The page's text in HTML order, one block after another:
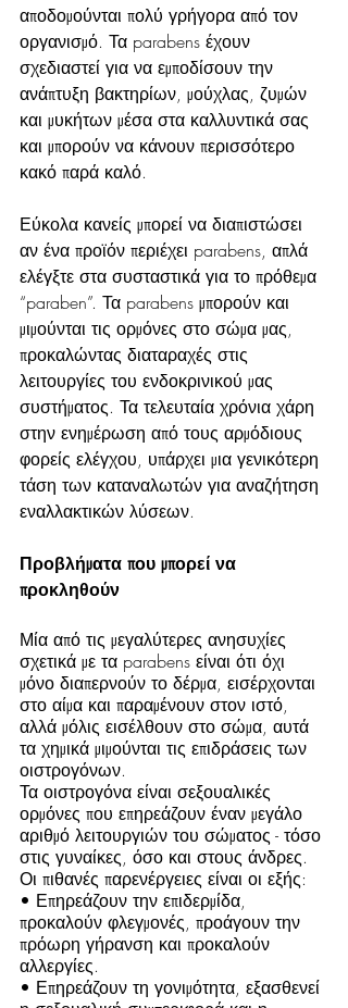
αποδομούνται πολύ γρήγορα από τον
οργανισμό. Τα parabens έχουν
σχεδιαστεί για να εμποδίσουν την
ανάπτυξη βακτηρίων, μούχλας, ζυμών
και μυκήτων μέσα στα καλλυντικά σας
και μπορούν να κάνουν περισσότερο
κακό παρά καλό.
Εύκολα κανείς μπορεί να διαπιστώσει
αν ένα προϊόν περιέχει parabens, απλά
ελέγξτε στα συσταστικά για το πρόθεμα
“paraben”. Τα parabens μπορούν και
μιμούνται τις ορμόνες στο σώμα μας,
προκαλώντας διαταραχές στις
λειτουργίες του ενδοκρινικού μας
συστήματος. Τα τελευταία χρόνια χάρη
στην ενημέρωση από τους αρμόδιους
φορείς ελέγχου, υπάρχει μια γενικότερη
τάση των καταναλωτών για αναζήτηση
εναλλακτικών λύσεων.
Προβλήματα που μπορεί να
προκληθούν
Μία από τις μεγαλύτερες ανησυχίες
σχετικά με τα parabens είναι ότι όχι
μόνο διαπερνούν το δέρμα, εισέρχονται
στο αίμα και παραμένουν στον ιστό,
αλλά μόλις εισέλθουν στο σώμα, αυτά
τα χημικά μιμούνται τις επιδράσεις των
οιστρογόνων.
Τα οιστρογόνα είναι σεξουαλικές
ορμόνες που επηρεάζουν έναν μεγάλο
αριθμό λειτουργιών του σώματος - τόσο
στις γυναίκες, όσο και στους άνδρες.
Οι πιθανές παρενέργειες είναι οι εξής:
• Επηρεάζουν την επιδερμίδα,
προκαλούν φλεγμονές, προάγουν την
πρόωρη γήρανση και προκαλούν
αλλεργίες.
• Επηρεάζουν τη γονιμότητα, εξασθενεί